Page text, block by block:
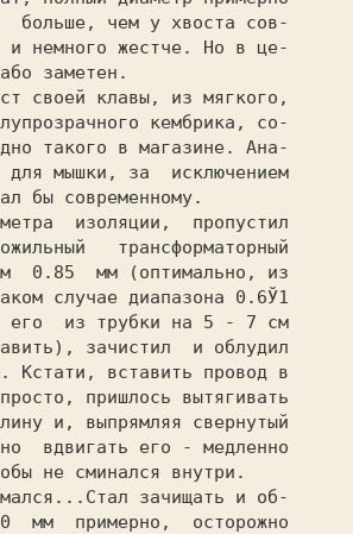
больше, чем у хвоста сов-
и немного жестче. Но в це-
заметен.
кембрика, со-
такого в магазине. Ана-
для мышки, за  исключением
бы современному.
метра  изоляции,  пропустил
трансформаторный
0.85 мм (оптимально, из
случае диапазона 0.6Ў1
из трубки на 5 - 7 см
зачистил  и облудил
Кстати, вставить провод в
пришлось вытягивать
и, выпрямляя свернутый
вдвигать его - медленно
не сминался внутри.
мм  примерно,  осторожно